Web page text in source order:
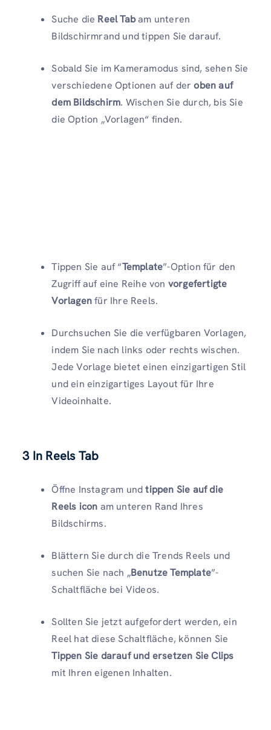
Suche die Reel Tabam unteren
Bildschirmrand und tippen Sie darauf.
Sobald Sie im Kameramodus sind, sehen Sie
verschiedene Optionen auf deroben auf
dem Bildschirm. Wischen Sie durch, bis Sie
die Option „Vorlagen“ finden.
Tippen Sie auf “Template”-Option für den
Zugriff auf eine Reihe von vorgefertigte
Vorlagenfür Ihre Reels.
Durchsuchen Sie die verfügbaren Vorlagen,
indem Sie nach links oder rechts wischen.
Jede Vorlage bietet einen einzigartigen Stil
und ein einzigartiges Layout für Ihre
Videoinhalte.
3 In Reels Tab
Öffne Instagram undtippen Sie auf die
Reels icon am unteren Rand Ihres
Bildschirms.
Blättern Sie durch die Trends Reels und
suchen Sie nach „Benutze Template”-
Schaltfläche bei Videos.
Sollten Sie jetzt aufgefordert werden, ein
Reel hat diese Schaltfläche, können Sie
Tippen Sie darauf und ersetzen Sie Clips
mit Ihren eigenen Inhalten.